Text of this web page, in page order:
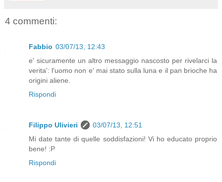
4 commenti:
Fabbio 03/07/13, 12:43
e' sicuramente un altro messaggio nascosto per rivelarci la
verita': l'uomo non e' mai stato sulla luna e il pan brioche ha
origini aliene.
Rispondi
Filippo Ulivieri
03/07/13, 12:51
Mi date tante di quelle soddisfazioni! Vi ho educato proprio
bene! :P
Rispondi